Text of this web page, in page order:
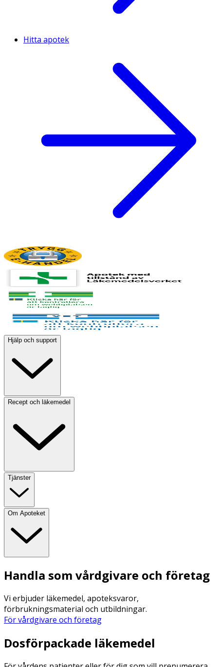
Hitta apotek
Hjälp och support
Recept och läkemedel
Tjänster
Om Apoteket
Handla som vårdgivare och företag
Vi erbjuder läkemedel, apoteksvaror,
förbrukningsmaterial och utbildningar.
För vårdgivare och företag
Dosförpackade läkemedel